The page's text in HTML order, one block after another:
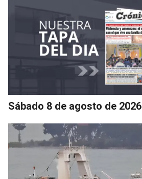
Sábado 8 de agosto de 2026